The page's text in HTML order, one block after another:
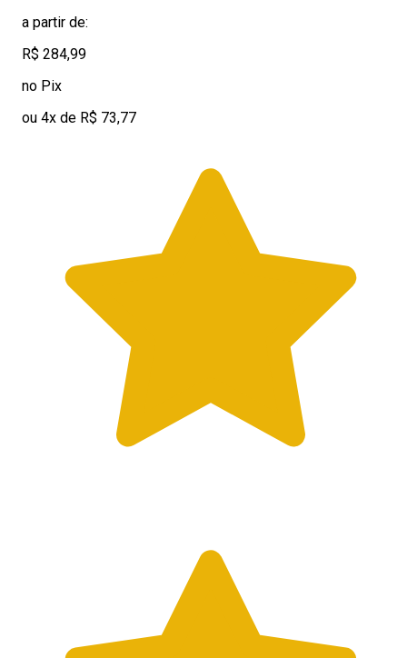
a partir de:
R$ 284,99
no Pix
ou 4x de R$ 73,77